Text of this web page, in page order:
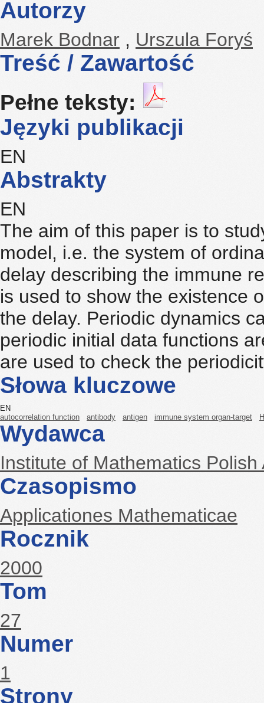
Autorzy
Marek Bodnar , Urszula Foryś
Treść / Zawartość
Pełne teksty:
Języki publikacji
EN
Abstrakty
EN
The aim of this paper is to
model, i.e. the system of
delay describing the immune
is used to show the existence
the delay. Periodic dynamics
periodic initial data functions
are used to check the
Słowa kluczowe
EN
autocorrelation function
antibody antigen immune system organ-target
Wydawca
Institute of Mathematics
Czasopismo
Applicationes Mathematicae
Rocznik
2000
Tom
27
Numer
1
Strony